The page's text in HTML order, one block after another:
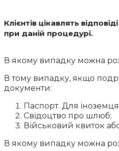
Клієнтів цікавлять
при даній процедурі.
В якому випадку можна
В тому випадку, якщо
документи:
Паспорт. Для
Свідоцтво про шлюб;
Військовий квиток
В якому випадку можна